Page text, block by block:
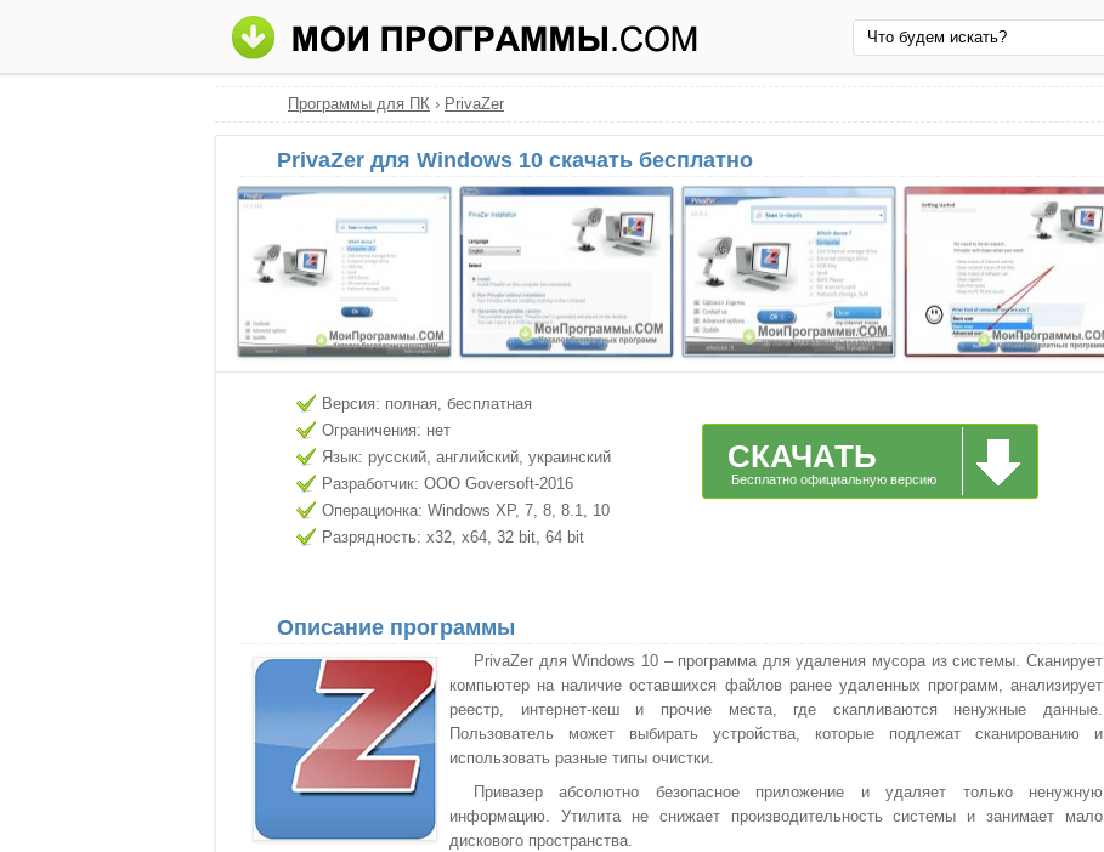
Программы для ПК › PrivaZer
PrivaZer для Windows 10 скачать бесплатно
Версия: полная, бесплатная
Ограничения: нет
Язык: русский, английский, украинский
Разработчик: ООО Goversoft-2016
Операционка: Windows XP, 7, 8, 8.1, 10
Разрядность: x32, x64, 32 bit, 64 bit
СКАЧАТЬ
Бесплатно официальную версию
Описание программы
PrivaZer для Windows 10 – программа для удаления мусора из системы. Сканирует
компьютер на наличие оставшихся файлов ранее удаленных программ, анализирует
реестр, интернет-кеш и прочие места, где скапливаются ненужные данные.
Пользователь может выбирать устройства, которые подлежат сканированию и
использовать разные типы очистки.
Привазер абсолютно безопасное приложение и удаляет только ненужную
информацию. Утилита не снижает производительность системы и занимает мало
дискового пространства.